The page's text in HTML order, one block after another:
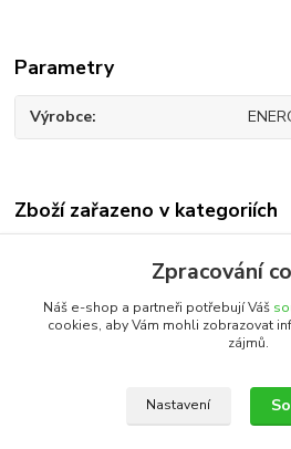
Parametry
Výrobce
Zboží zařazeno v kategoriích
Katalog internetových obchodů
Upravit sběr
Zpracování
Náš e-shop a partneři potřebují Váš
cookies, aby Vám mohli zobrazovat
zájmů.
Nastavení